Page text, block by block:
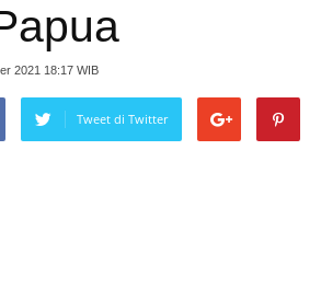
2021 18:17 WIB
Tweet di Twitter